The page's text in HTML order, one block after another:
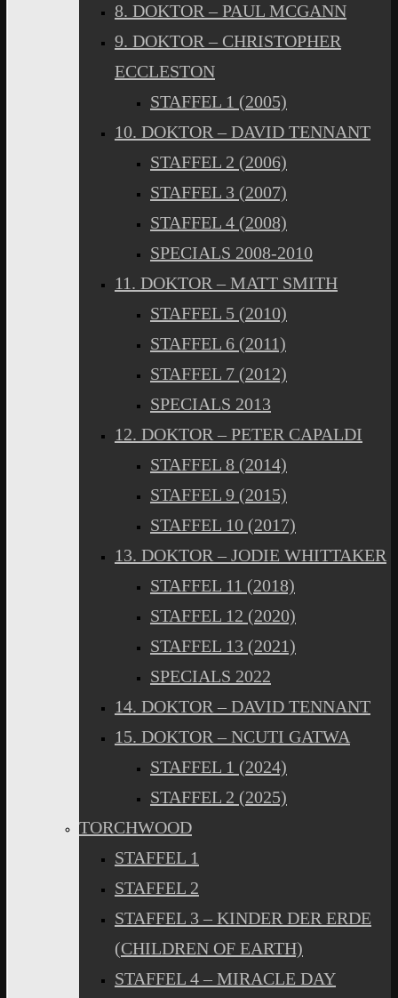
8. DOKTOR – PAUL MCGANN
9. DOKTOR – CHRISTOPHER
ECCLESTON
STAFFEL 1 (2005)
10. DOKTOR – DAVID TENNANT
STAFFEL 2 (2006)
STAFFEL 3 (2007)
STAFFEL 4 (2008)
SPECIALS 2008-2010
11. DOKTOR – MATT SMITH
STAFFEL 5 (2010)
STAFFEL 6 (2011)
STAFFEL 7 (2012)
SPECIALS 2013
12. DOKTOR – PETER CAPALDI
STAFFEL 8 (2014)
STAFFEL 9 (2015)
STAFFEL 10 (2017)
13. DOKTOR – JODIE WHITTAKER
STAFFEL 11 (2018)
STAFFEL 12 (2020)
STAFFEL 13 (2021)
SPECIALS 2022
14. DOKTOR – DAVID TENNANT
15. DOKTOR – NCUTI GATWA
STAFFEL 1 (2024)
STAFFEL 2 (2025)
TORCHWOOD
STAFFEL 1
STAFFEL 2
STAFFEL 3 – KINDER DER ERDE
(CHILDREN OF EARTH)
STAFFEL 4 – MIRACLE DAY